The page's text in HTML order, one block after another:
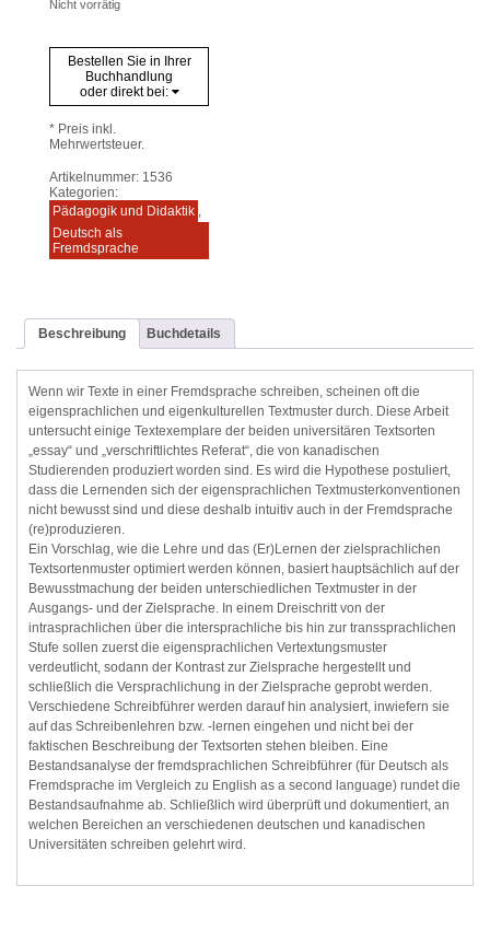
Nicht vorrätig
Bestellen Sie in Ihrer
Buchhandlung
oder direkt bei:
* Preis inkl.
Mehrwertsteuer.
Artikelnummer: 1536
Kategorien:
Pädagogik und Didaktik ,
Deutsch als
Fremdsprache
Beschreibung Buchdetails
Wenn wir Texte in einer Fremdsprache schreiben, scheinen oft die
eigensprachlichen und eigenkulturellen Textmuster durch. Diese Arbeit
untersucht einige Textexemplare der beiden universitären Textsorten
„essay“ und „verschriftlichtes Referat“, die von kanadischen
Studierenden produziert worden sind. Es wird die Hypothese postuliert,
dass die Lernenden sich der eigensprachlichen Textmusterkonventionen
nicht bewusst sind und diese deshalb intuitiv auch in der Fremdsprache
(re)produzieren.
Ein Vorschlag, wie die Lehre und das (Er)Lernen der zielsprachlichen
Textsortenmuster optimiert werden können, basiert hauptsächlich auf der
Bewusstmachung der beiden unterschiedlichen Textmuster in der
Ausgangs- und der Zielsprache. In einem Dreischritt von der
intrasprachlichen über die intersprachliche bis hin zur transsprachlichen
Stufe sollen zuerst die eigensprachlichen Vertextungsmuster
verdeutlicht, sodann der Kontrast zur Zielsprache hergestellt und
schließlich die Versprachlichung in der Zielsprache geprobt werden.
Verschiedene Schreibführer werden darauf hin analysiert, inwiefern sie
auf das Schreibenlehren bzw. -lernen eingehen und nicht bei der
faktischen Beschreibung der Textsorten stehen bleiben. Eine
Bestandsanalyse der fremdsprachlichen Schreibführer (für Deutsch als
Fremdsprache im Vergleich zu English as a second language) rundet die
Bestandsaufnahme ab. Schließlich wird überprüft und dokumentiert, an
welchen Bereichen an verschiedenen deutschen und kanadischen
Universitäten schreiben gelehrt wird.